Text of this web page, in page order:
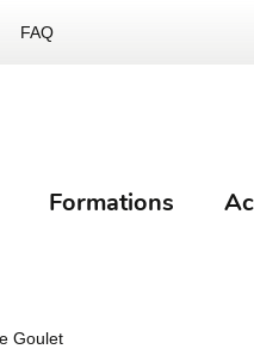
FAQ
Formations
Goulet